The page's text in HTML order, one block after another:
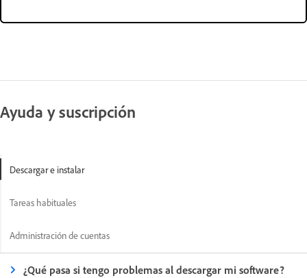
Ayuda y suscripción
Descargar e instalar
Tareas habituales
Administración de cuentas
¿Qué pasa si tengo problemas al descargar mi software?